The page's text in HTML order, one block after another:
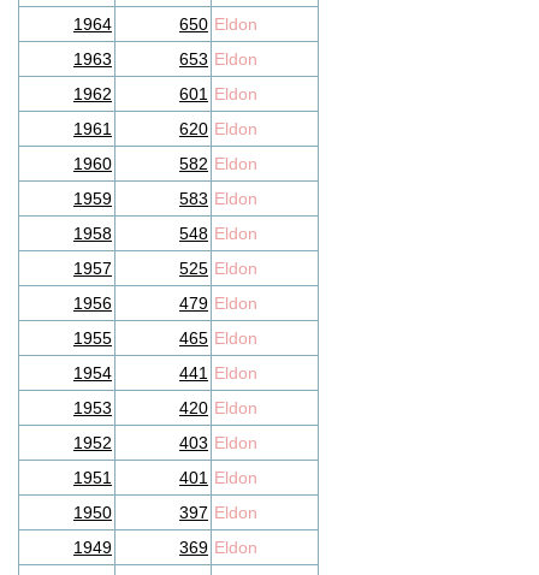
1964
650 Eldon
1963
653 Eldon
1962
601 Eldon
1961
620 Eldon
1960
582 Eldon
1959
583 Eldon
1958
548 Eldon
1957
525 Eldon
1956
479 Eldon
1955
465 Eldon
1954
441 Eldon
1953
420 Eldon
1952
403 Eldon
1951
401 Eldon
1950
397 Eldon
1949
369 Eldon